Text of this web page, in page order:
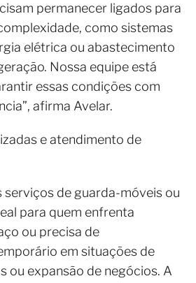
permanecer ligados para
como sistemas
elétrica ou abastecimento
Nossa equipe está
essas condições com
afirma Avelar.
e atendimento de
de guarda-móveis ou
para quem enfrenta
ou precisa de
em situações de
ou expansão de negócios. A